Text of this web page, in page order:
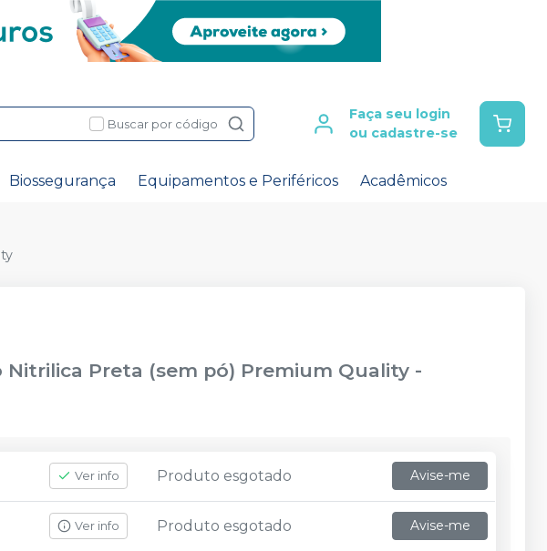
Buscar por código
Faça seu login
ou cadastre-se
Biossegurança Equipamentos e Periféricos Acadêmicos
Preta (sem pó) Premium Quality -
Ver info Produto esgotado Avise-me
Ver info Produto esgotado Avise-me